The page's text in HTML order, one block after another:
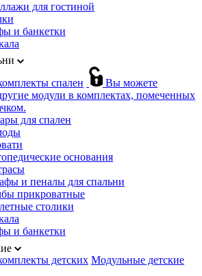
для гостиной
и банкетки
спален
Вы можете
модули в комплектах, помеченных
для спален
основания
и пеналы для спальни
прикроватные
столики
и банкетки
детских Модульные детские